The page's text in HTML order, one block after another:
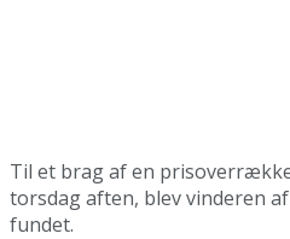
Til et brag af en
torsdag aften, blev vinderen
fundet.